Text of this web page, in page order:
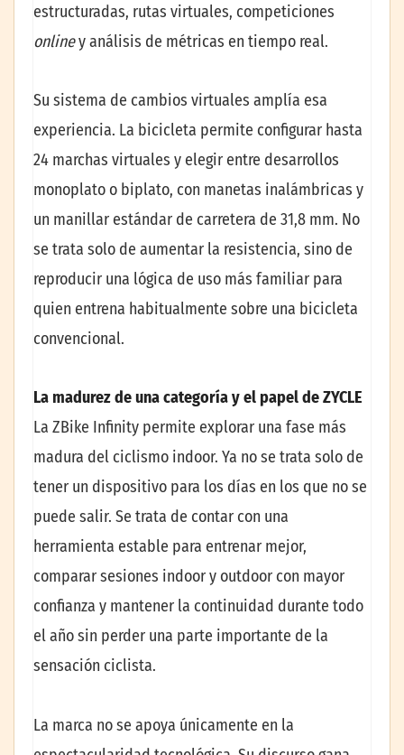
estructuradas, rutas virtuales, competiciones
onliney análisis de métricas en tiempo real.
Su sistema de cambios virtuales amplía esa
experiencia. La bicicleta permite configurar hasta
24 marchas virtuales y elegir entre desarrollos
monoplato o biplato, con manetas inalámbricas y
un manillar estándar de carretera de 31,8 mm. No
se trata solo de aumentar la resistencia, sino de
reproducir una lógica de uso más familiar para
quien entrena habitualmente sobre una bicicleta
convencional.
La madurez de una categoría y el papel de ZYCLE
La ZBike Infinity permite explorar una fase más
madura del ciclismo indoor. Ya no se trata solo de
tener un dispositivo para los días en los que no se
puede salir. Se trata de contar con una
herramienta estable para entrenar mejor,
comparar sesiones indoor y outdoor con mayor
confianza y mantener la continuidad durante todo
el año sin perder una parte importante de la
sensación ciclista.
La marca no se apoya únicamente en la